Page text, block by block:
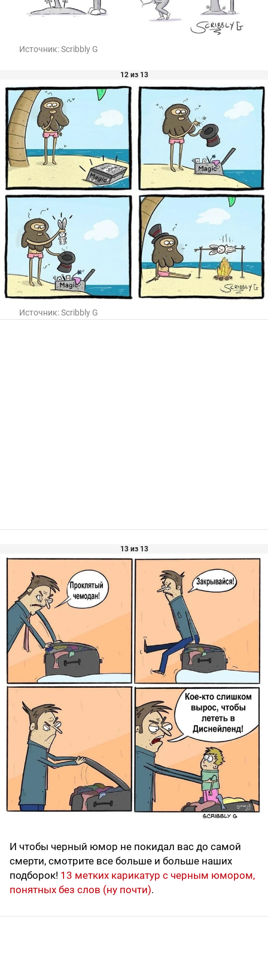
Источник:Scribbly G
12 из 13
Источник:Scribbly G
13 из 13
И чтобы черный юмор не покидал вас до самой
смерти, смотрите все больше и больше наших
подборок! 13 метких карикатур с черным юмором,
понятных без слов (ну почти).